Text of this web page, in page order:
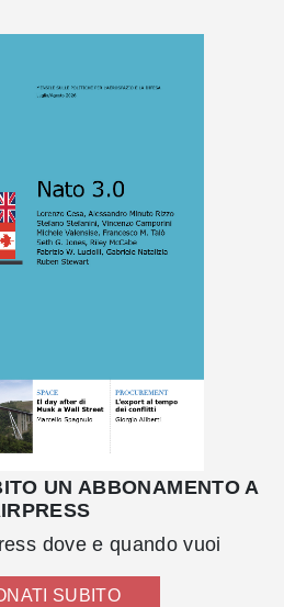
UN ABBONAMENTO A
dove e quando vuoi
SUBITO